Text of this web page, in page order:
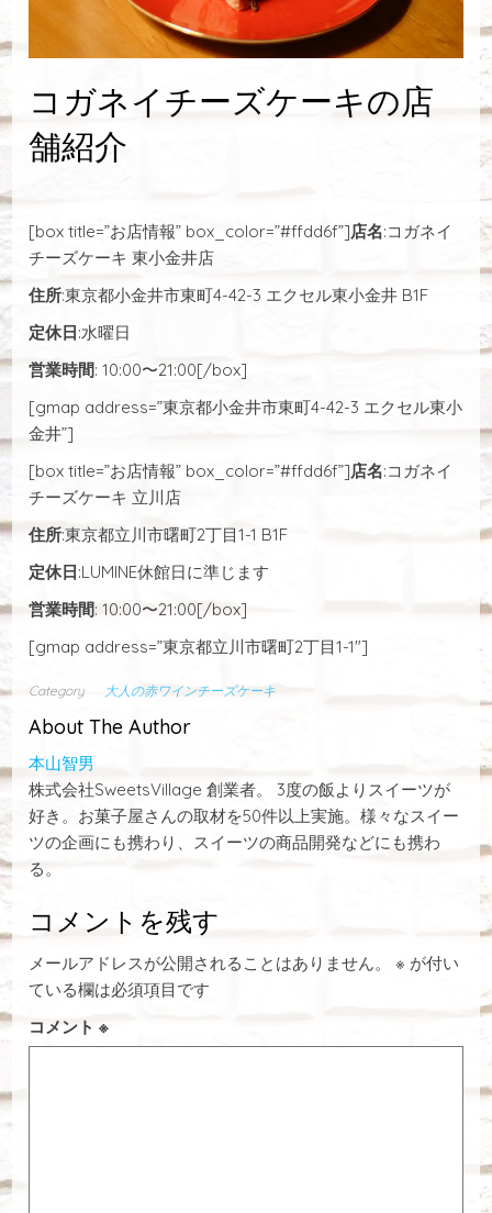
コガネイチーズケーキの店
舗紹介
[box title=”お店情報” box_color=”#ffdd6f”]店名:コガネイ
チーズケーキ 東小金井店
住所:東京都小金井市東町4-42-3 エクセル東小金井 B1F
定休日:水曜日
営業時間: 10:00〜21:00[/box]
[gmap address=”東京都小金井市東町4-42-3 エクセル東小
金井”]
[box title=”お店情報” box_color=”#ffdd6f”]店名:コガネイ
チーズケーキ 立川店
住所:東京都立川市曙町2丁目1-1 B1F
定休日:LUMINE休館日に準じます
営業時間: 10:00〜21:00[/box]
[gmap address=”東京都立川市曙町2丁目1-1″]
Category 大人の赤ワインチーズケーキ
About The Author
本山智男
株式会社SweetsVillage 創業者。 3度の飯よりスイーツが
好き。お菓子屋さんの取材を50件以上実施。様々なスイー
ツの企画にも携わり、スイーツの商品開発などにも携わ
る。
コメントを残す
メールアドレスが公開されることはありません。 ※ が付い
ている欄は必須項目です
コメント※